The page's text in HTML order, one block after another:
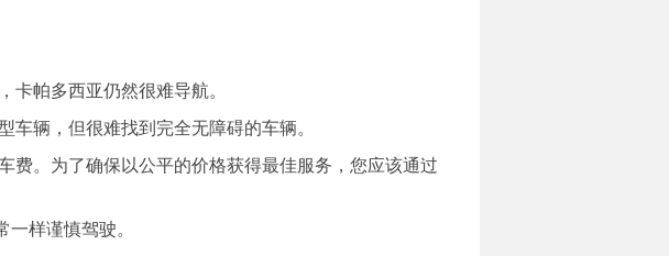
卡帕多西亚仍然很难导航。
辆，但很难找到完全无障碍的车辆。
费。为了确保以公平的价格获得最佳服务，您应该通过
样谨慎驾驶。